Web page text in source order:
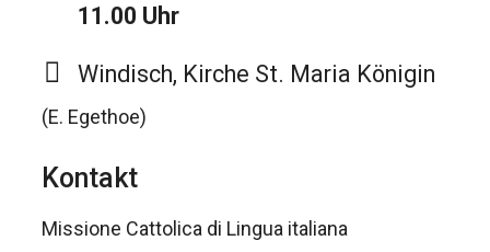
11.00 Uhr
Windisch, Kirche St. Maria Königin
(E. Egethoe)
Kontakt
Missione Cattolica di Lingua italiana